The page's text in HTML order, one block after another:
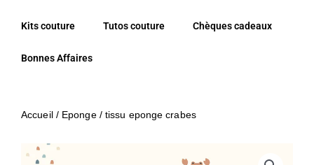
Kits couture Tutos couture Chèques cadeaux
Bonnes Affaires
Accueil/ Eponge/ tissu eponge crabes